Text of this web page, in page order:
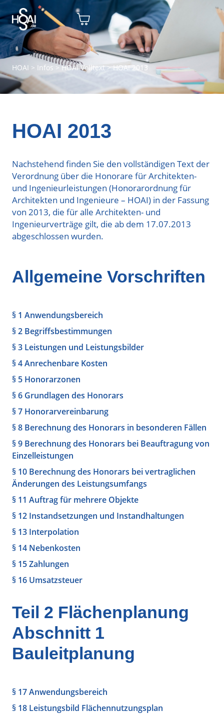
HOAI > Infos >HOAI Volltext > HOAI 2013
HOAI 2013
Nachstehend finden Sie den vollständigen Text der
Verordnung über die Honorare für Architekten-
und Ingenieurleistungen (Honorarordnung für
Architekten und Ingenieure – HOAI) in der Fassung
von 2013, die für alle Architekten- und
Ingenieurverträge gilt, die ab dem 17.07.2013
abgeschlossen wurden.
Allgemeine Vorschriften
§ 1 Anwendungsbereich
§ 2 Begriffsbestimmungen
§ 3 Leistungen und Leistungsbilder
§ 4 Anrechenbare Kosten
§ 5 Honorarzonen
§ 6 Grundlagen des Honorars
§ 7 Honorarvereinbarung
§ 8 Berechnung des Honorars in besonderen Fällen
§ 9 Berechnung des Honorars bei Beauftragung von
Einzelleistungen
§ 10 Berechnung des Honorars bei vertraglichen
Änderungen des Leistungsumfangs
§ 11 Auftrag für mehrere Objekte
§ 12 Instandsetzungen und Instandhaltungen
§ 13 Interpolation
§ 14 Nebenkosten
§ 15 Zahlungen
§ 16 Umsatzsteuer
Teil 2 Flächenplanung
Abschnitt 1
Bauleitplanung
§ 17 Anwendungsbereich
§ 18 Leistungsbild Flächennutzungsplan